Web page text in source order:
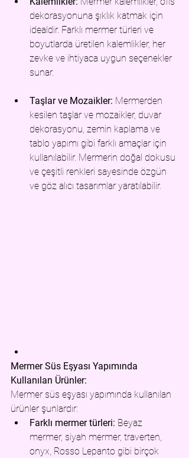
dekorasyonuna şıklık katmak için
idealdir. Farklı mermer türleri ve
boyutlarda üretilen kalemlikler, her
zevke ve ihtiyaca uygun seçenekler
sunar.
Taşlar ve Mozaikler: Mermerden
kesilen taşlar ve mozaikler, duvar
dekorasyonu, zemin kaplama ve
tablo yapımı gibi farklı amaçlar için
kullanılabilir. Mermerin doğal dokusu
ve çeşitli renkleri sayesinde özgün
ve göz alıcı tasarımlar yaratılabilir.
Mermer Süs Eşyası Yapımında
Kullanılan Ürünler:
Mermer süs eşyası yapımında kullanılan
ürünler şunlardır:
Farklı mermer türleri: Beyaz
mermer, siyah mermer, traverten,
onyx, Rosso Lepanto gibi birçok